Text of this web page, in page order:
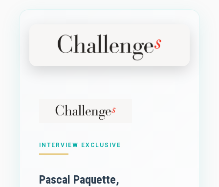
INTERVIEW EXCLUSIVE
Pascal Paquette,